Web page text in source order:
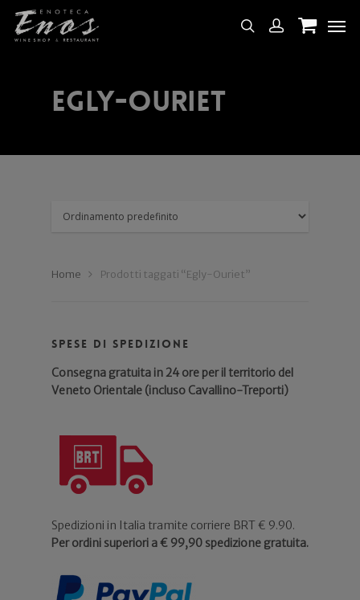
Egly-Ouriet
Home Prodotti taggati “Egly-Ouriet”
Spese di spedizione
Consegna gratuita in 24 ore per il territorio del
Veneto Orientale (incluso Cavallino-Treporti)
Spedizioni in Italia tramite corriere BRT € 9.90.
Per ordini superiori a € 99,90 spedizione gratuita.